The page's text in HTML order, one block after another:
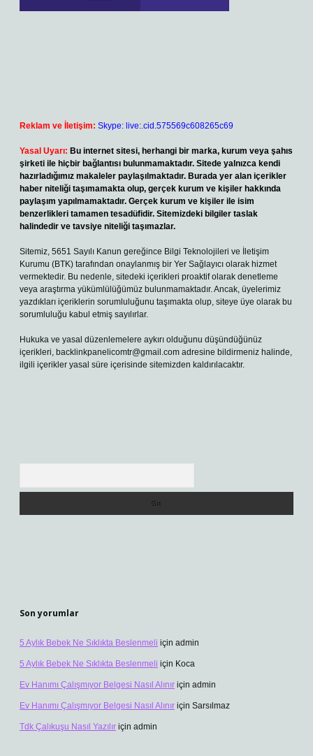
Reklam ve İletişim: Skype: live:.cid.575569c608265c69
Yasal Uyarı: Bu internet sitesi, herhangi bir marka, kurum veya şahıs
şirketi ile hiçbir bağlantısı bulunmamaktadır. Sitede yalnızca kendi
hazırladığımız makaleler paylaşılmaktadır. Burada yer alan içerikler
haber niteliği taşımamakta olup, gerçek kurum ve kişiler hakkında
paylaşım yapılmamaktadır. Gerçek kurum ve kişiler ile isim
benzerlikleri tamamen tesadüfidir. Sitemizdeki bilgiler taslak
halindedir ve tavsiye niteliği taşımazlar.
Sitemiz, 5651 Sayılı Kanun gereğince Bilgi Teknolojileri ve İletişim
Kurumu (BTK) tarafından onaylanmış bir Yer Sağlayıcı olarak hizmet
vermektedir. Bu nedenle, sitedeki içerikleri proaktif olarak denetleme
veya araştırma yükümlülüğümüz bulunmamaktadır. Ancak, üyelerimiz
yazdıkları içeriklerin sorumluluğunu taşımakta olup, siteye üye olarak bu
sorumluluğu kabul etmiş sayılırlar.
Hukuka ve yasal düzenlemelere aykırı olduğunu düşündüğünüz
içerikleri, backlinkpanelicomtr@gmail.com adresine bildirmeniz halinde,
ilgili içerikler yasal süre içerisinde sitemizden kaldırılacaktır.
Son yorumlar
5 Aylık Bebek Ne Sıklıkta Beslenmeli için admin
5 Aylık Bebek Ne Sıklıkta Beslenmeli için Koca
Ev Hanımı Çalışmıyor Belgesi Nasıl Alınır için admin
Ev Hanımı Çalışmıyor Belgesi Nasıl Alınır için Sarsılmaz
Tdk Çalıkuşu Nasıl Yazılır için admin